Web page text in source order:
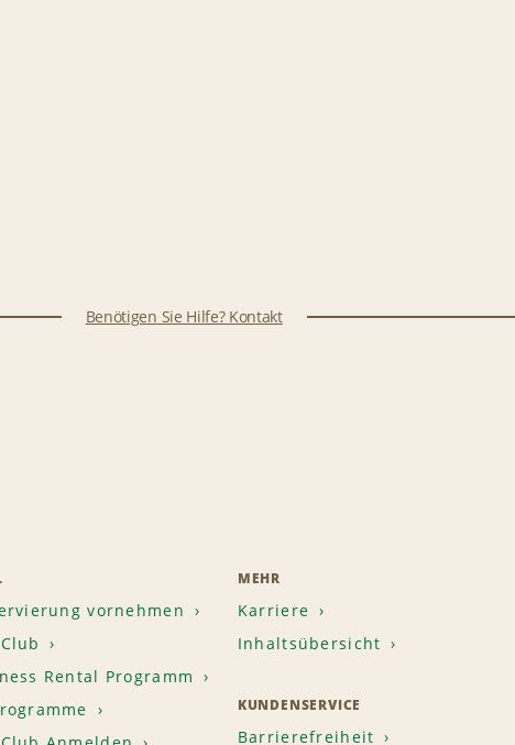
Benötigen Sie Hilfe? Kontakt
vornehmen
Rental Programm
MEHR
Karriere
Inhaltsübersicht
KUNDENSERVICE
Barrierefreiheit